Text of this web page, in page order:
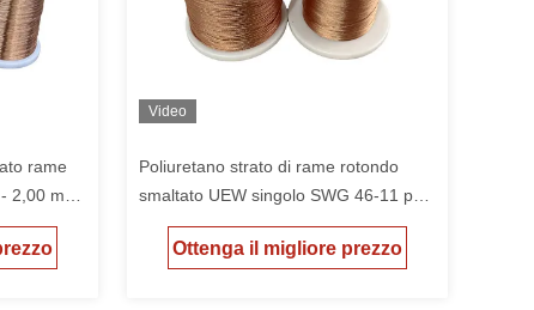
rame
2,00 mm
Video
Poliuretano strato di rame rotondo
smaltato UEW singolo SWG 46-11 per
materiale soldato piccolo trasformatore
Ottenga il migliore prezzo